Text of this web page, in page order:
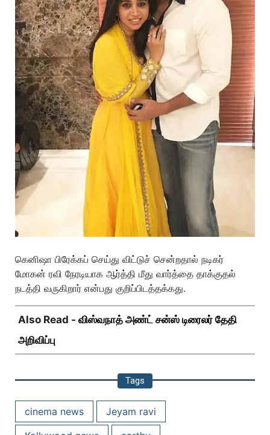
கெனிஷா பிரேக்கப் செய்து விட்டுச் சென்றதால் நடிகர்
மோகன் ரவி நேரடியாக ஆர்த்தி மீது வார்த்தை தாக்குதல்
நடத்தி வருகிறார் என்பது குறிப்பிடத்தக்கது.
Also Read - விஸ்வநாத் அண்ட் சன்ஸ் டிரைலர் தேதி
அறிவிப்பு
Tags
cinema news
Jeyam ravi